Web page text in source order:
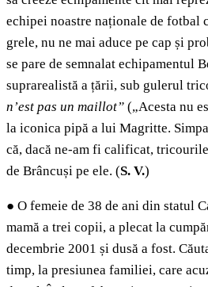
echipei noastre naționale de fotbal
grele, nu ne mai aduce pe cap și
se pare de semnalat echipamentul
suprarealistă a țării, sub gulerul
n’est pas un maillot” („Acesta nu
la iconica pipă a lui Magritte.
că, dacă ne-am fi calificat,
de Brâncuși pe ele. (S. V.)
● O femeie de 38 de ani din statul
mamă a trei copii, a plecat la
decembrie 2001 și dusă a fost.
timp, la presiunea familiei, care